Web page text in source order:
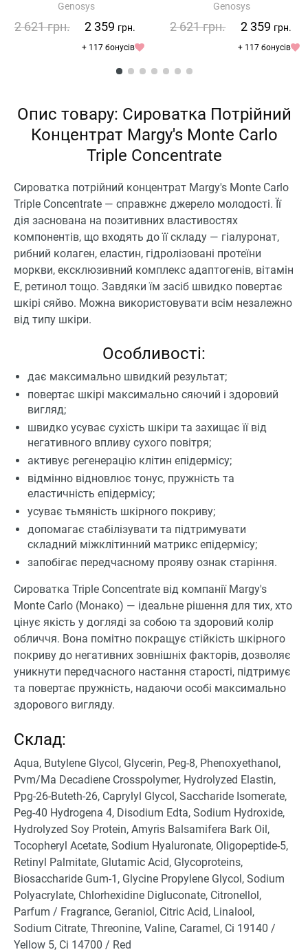
стовбуровими клітинами
Genosys
2 621грн. 2 359 грн.
+ 117 бонусів
Genosys
2 621грн. 2 359 грн.
+ 117 бонусів
Опис товару: Сироватка Потрійний
Концентрат Margy's Monte Carlo
Triple Concentrate
Сироватка потрійний концентрат Margy's Monte Carlo
Triple Concentrate — справжнє джерело молодості. Її
дія заснована на позитивних властивостях
компонентів, що входять до її складу — гіалуронат,
рибний колаген, еластин, гідролізовані протеїни
моркви, ексклюзивний комплекс адаптогенів, вітамін
Е, ретинол тощо. Завдяки їм засіб швидко повертає
шкірі сяйво. Можна використовувати всім незалежно
від типу шкіри.
Особливості:
дає максимально швидкий результат;
повертає шкірі максимально сяючий і здоровий
вигляд;
швидко усуває сухість шкіри та захищає її від
негативного впливу сухого повітря;
активує регенерацію клітин епідермісу;
відмінно відновлює тонус, пружність та
еластичність епідермісу;
усуває тьмяність шкірного покриву;
допомагає стабілізувати та підтримувати
складний міжклітинний матрикс епідермісу;
запобігає передчасному прояву ознак старіння.
Сироватка Triple Concentrate від компанії Margy's
Monte Carlo (Монако) — ідеальне рішення для тих, хто
цінує якість у догляді за собою та здоровий колір
обличчя. Вона помітно покращує стійкість шкірного
покриву до негативних зовнішніх факторів, дозволяє
уникнути передчасного настання старості, підтримує
та повертає пружність, надаючи особі максимально
здорового вигляду.
Склад:
Aqua, Butylene Glycol, Glycerin, Peg-8, Phenoxyethanol,
Pvm/Ma Decadiene Crosspolymer, Hydrolyzed Elastin,
Ppg-26-Buteth-26, Caprylyl Glycol, Saccharide Isomerate,
Peg-40 Hydrogena 4, Disodium Edta, Sodium Hydroxide,
Hydrolyzed Soy Protein, Amyris Balsamifera Bark Oil,
Tocopheryl Acetate, Sodium Hyaluronate, Oligopeptide-5,
Retinyl Palmitate, Glutamic Acid, Glycoproteins,
Biosaccharide Gum-1, Glycine Propylene Glycol, Sodium
Polyacrylate, Chlorhexidine Digluconate, Citronellol,
Parfum / Fragrance, Geraniol, Citric Acid, Linalool,
Sodium Citrate, Threonine, Valine, Caramel, Ci 19140 /
Yellow 5, Ci 14700 / Red